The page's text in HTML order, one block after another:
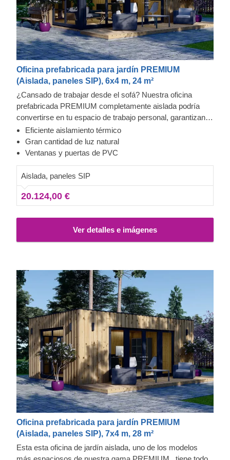
Oficina prefabricada para jardín PREMIUM
(Aislada, paneles SIP), 6x4 m, 24 m²
¿Cansado de trabajar desde el sofá? Nuestra oficina
prefabricada PREMIUM completamente aislada podría
convertirse en tu espacio de trabajo personal, garantizando
una productividad y comodidad sustancialmente mayor.
Disponibles en diferentes tamaños, nuestros modelos de
la gama SIP presentan un elegante aspecto
y numerosas ventanas y puertas de gran tamaño, que
dejan entrar toda la magnífica luz del sol.
Eficiente aislamiento térmico
Gran cantidad de luz natural
Ventanas y puertas de PVC
Aislada, paneles SIP
20.124,00 €
Ver detalles e imágenes
Oficina prefabricada para jardín PREMIUM
(Aislada, paneles SIP), 7x4 m, 28 m²
Esta esta oficina de jardín aislada, uno de los modelos